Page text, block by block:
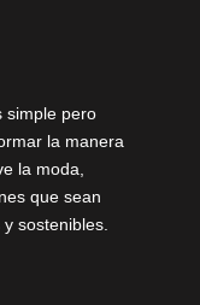
simple pero
la manera
la moda,
que sean
sostenibles.